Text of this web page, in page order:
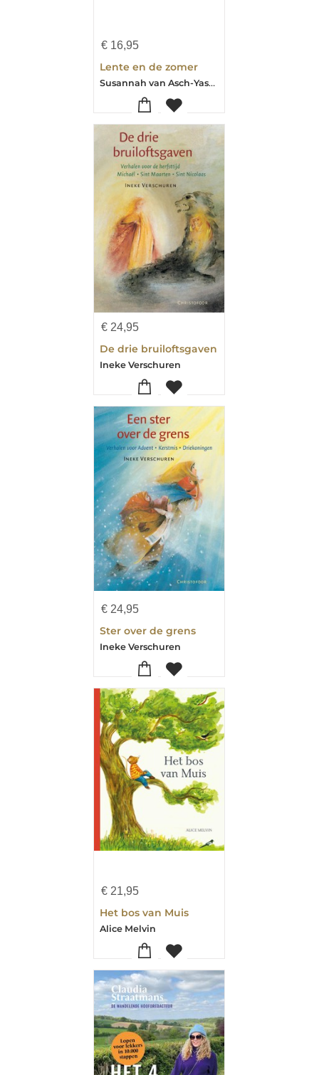
€ 16,95
Lente en de zomer
Susannah van Asch-Yasuda
€ 24,95
De drie bruiloftsgaven
Ineke Verschuren
€ 24,95
Ster over de grens
Ineke Verschuren
€ 21,95
Het bos van Muis
Alice Melvin